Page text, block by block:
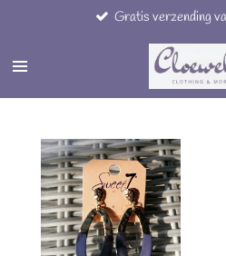
naar
hoofdinhoud
Gratis verzending vanaf 70€